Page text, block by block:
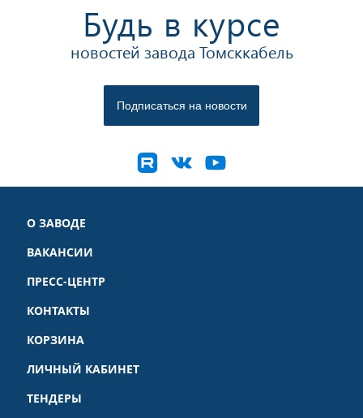
Будь в курсе
новостей завода Томсккабель
О ЗАВОДЕ
ВАКАНСИИ
ПРЕСС-ЦЕНТР
КОНТАКТЫ
КОРЗИНА
ЛИЧНЫЙ КАБИНЕТ
ТЕНДЕРЫ